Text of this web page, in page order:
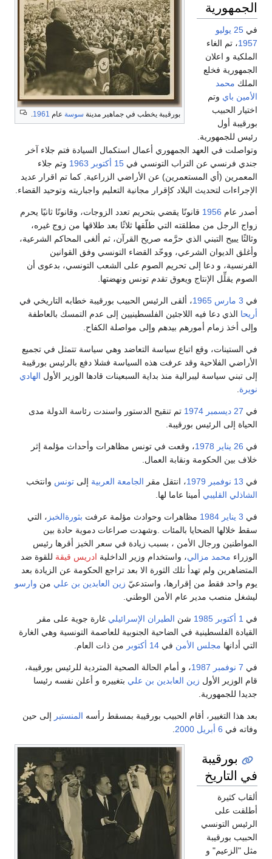
بورقيبة يخطب في جماهير مدينة سوسة عام 1961
الجمهورية
في 25 يوليو
1957، تم الغاء
الملكية و اعلان
الجمهورية فخلع
الملك محمد
الأمين باي وتم
اختيار الحبيب
بورقيبة أول
رئيس للجمهورية.
وتواصلت في العهد الجمهوري أعمال استكمال السيادة فتم جلاء آخر
جندي فرنسي عن التراب التونسي في 15 أكتوبر 1963 وتم جلاء
المعمرين (أي المستعمرين) عن الأراضي الزراعية, كما تم اقرار عديد
الإجراءات لتحديث البلاد كإقرار مجانية التعليم واجباريته وتوحيد القضاء.
أصدر عام 1956 قانونًا يقضي بتحريم تعدد الزوجات، وقانونًا ثانيًا يحرم
زواج الرجل من مطلقته التي طلّقها ثلاثًا بعد طلاقها من زوج غيره،
وثالثًا يبيح التبني الذي حرَّمه صريح القرآن، ثم ألغى المحاكم الشرعية،
وأغلق الديوان الشرعي، ووحّد القضاء التونسي وفق القوانين
الفرنسية، و دعا إلى تحريم الصوم على الشعب التونسي، بدعوى أن
الصوم يقلِّل الإنتاج ويعوق تقدم تونس ونهضتها.
في 3 مارس 1965، ألقى الرئيس الحبيب بورقيبة خطابه التاريخي في
أريحا الذي دعا فيه اللاجئين الفلسطينيين إلى عدم التمسك بالعاطفة
وإلى أخذ زمام أمورهم بيدهم وإلى مواصلة الكفاح.
في الستينات، وقع اتباع سياسة التعاضد وهي سياسة تتمثل في تجميع
الأراضي الفلاحية وقد عرفت هذه السياسة فشلا دفع بالرئيس بورقيبة
إلى تبني سياسة ليبرالية منذ بداية السبعينات قادها الوزير الأول الهادي
نويرة
في 27 ديسمبر 1974 تم تنقيح الدستور واسندت رئاسة الدولة مدى
الحياة إلى الرئيس بورقيبة.
في 26 يناير 1978، وقعت في تونس مظاهرات وأحداث مؤلمة إثر
خلاف بين الحكومة ونقابة العمال.
في 13 نوفمبر 1979، انتقل مقر الجامعة العربية إلى تونس وانتخب
الشاذلي القليبي أمينا عاما لها.
في 3 يناير 1984 مظاهرات وحوادث مؤلمة عرفت بثورةالخبز ، التي
سقط خلالها الضحايا بالمئات .وشهدت صراعات دموية حادة بين
المواطنين ورجال الأمن ، بسبب زيادة في سعر الخبز أقرها رئيس
الوزراء محمد مزالي، واستخدام وزير الداخلية ادريس قيقة للقوة ضد
المتضاهرين ولم تهدأ تلك الثورة الا بعد تراجع الحكومة عن الزيادة بعد
يوم واحد فقط من إقرارها، واستدعيّ زين العابدين بن علي من وارسو
ليشغل منصب مدير عام الأمن الوطني.
في 1 أكتوبر 1985 شن الطيران الإسرائيلي غارة جوية على مقر
القيادة الفلسطينية في الضاحية الجنوبية للعاصمة التونسية وهي الغارة
التي أدانها مجلس الأمن في 14 أكتوبر من ذات العام.
في 7 نوفمبر 1987، و أمام الحالة الصحية المتردية للرئيس بورقيبة،
قام الوزير الأول زين العابدين بن علي بتغييره و أعلن نفسه رئيسا
جديدا للجمهورية.
بعد هذا التغيير، أقام الحبيب بورقيبة بمسقط رأسه المنستير إلى حين
وفاته في 6 أبريل 2000
بورقيبة
في التاريخ
ألقاب كثيرة
أطلقت على
الرئيس التونسي
الحبيب بورقيبة
مثل "الزعيم" و